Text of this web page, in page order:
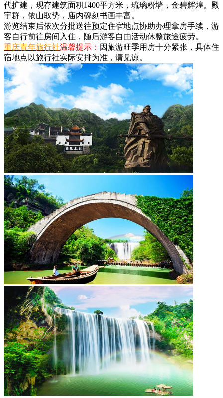
代扩建，现存建筑面积1400平方米，琉璃粉墙，金碧辉煌。殿
宇群，依山取势，庙内碑刻书画丰富。
游览结束后依次分批送往预定住宿地点协助办理拿房手续，游
客自行前往房间入住，随后游客自由活动休整旅途疲劳。
重庆青年旅行社温馨提示： 因旅游旺季用房十分紧张，具体住
宿地点以旅行社实际安排为准，请见谅。